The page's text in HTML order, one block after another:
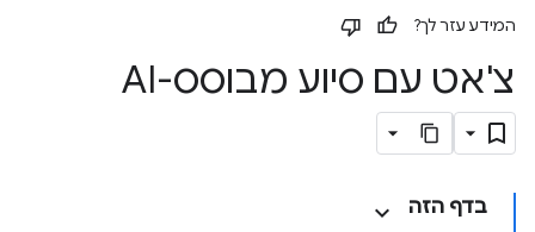
המידע עזר לך?
צ'אט עם סיוע מבוסס-AI
בדף הזה